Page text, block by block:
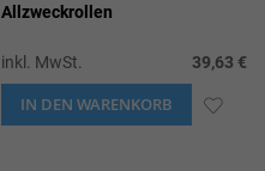
Allzweckrollen
inkl. MwSt. 39,63 €
IN DEN WARENKORB ZUR